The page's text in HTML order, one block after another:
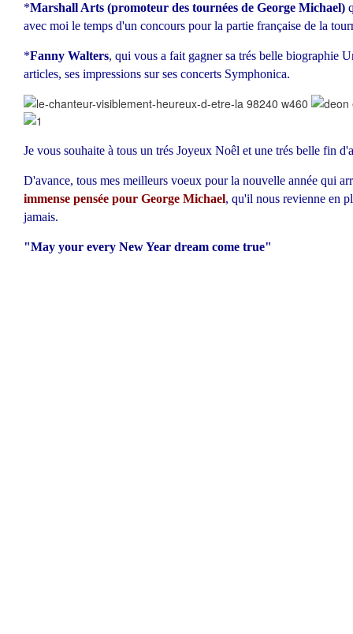
*Marshall Arts (promoteur des tournées de George Michael)
avec moi le temps d'un concours pour la partie française de la
*Fanny Walters, qui vous a fait gagner sa trés belle biographie
articles, ses impressions sur ses concerts Symphonica.
Je vous souhaite à tous un trés Joyeux Noêl et une trés belle fin
D'avance, tous mes meilleurs voeux pour la nouvelle année qui
immense pensée pour George Michael, qu'il nous revienne en
jamais.
"May your every New Year dream come true"